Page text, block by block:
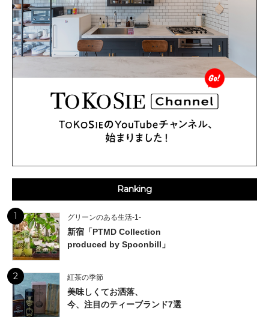
Ranking
1 グリーンのある生活-1-
新宿「PTMD Collection
produced by Spoonbill」
2 紅茶の季節
美味しくてお洒落、
今、注目のティーブランド7選